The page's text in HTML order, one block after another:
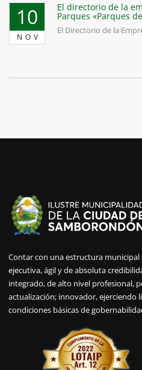
10
NOV
El directorio de la
Parques «Parques
El Directorio de la
Contar con una estructura
ejecutiva, ágil y de absoluta
integrado, de alto nivel profesional,
actualización; innovador, ejerciendo
condiciones básicas de